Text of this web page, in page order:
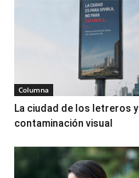
Columna
La ciudad de los letreros y
contaminación visual